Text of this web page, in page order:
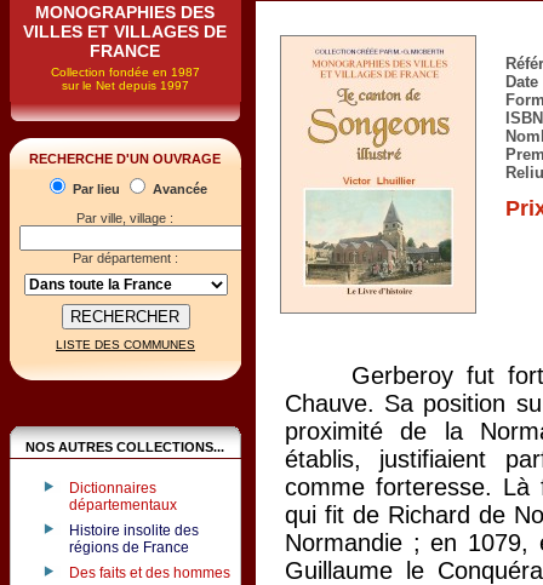
MONOGRAPHIES DES
VILLES ET VILLAGES DE
FRANCE
Collection fondée en 1987
sur le Net depuis 1997
RECHERCHE D'UN OUVRAGE
Par lieu
Avancée
Par ville, village :
Par département :
LISTE DES COMMUNES
NOS AUTRES COLLECTIONS...
Dictionnaires
départementaux
Histoire insolite des
régions de France
Des faits et des hommes
Gerberoy fut
Chauve. Sa position
proximité de la
établis, justifiaient
comme forteresse.
qui fit de Richard de
Normandie ; en 1079,
Guillaume le